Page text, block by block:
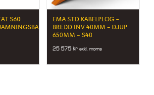
S60
EMA STD KABELPLOG –
BREDD INV 40MM – DJUP
650MM – S40
25 575 kr exkl. moms